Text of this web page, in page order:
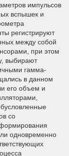
импульсов
вспышек и
регистрируют
между собой
при этом
выбирают
гамма-
в данном
его объем и
со
одновременно